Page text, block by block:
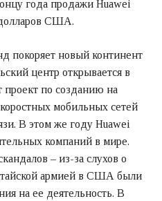
года продажи Huawei
США.
покоряет новый континент
центр открывается в
проект по созданию на
мобильных сетей
В этом же году Huawei
компаний в мире.
– из-за слухов о
армией в США были
на ее деятельность. В